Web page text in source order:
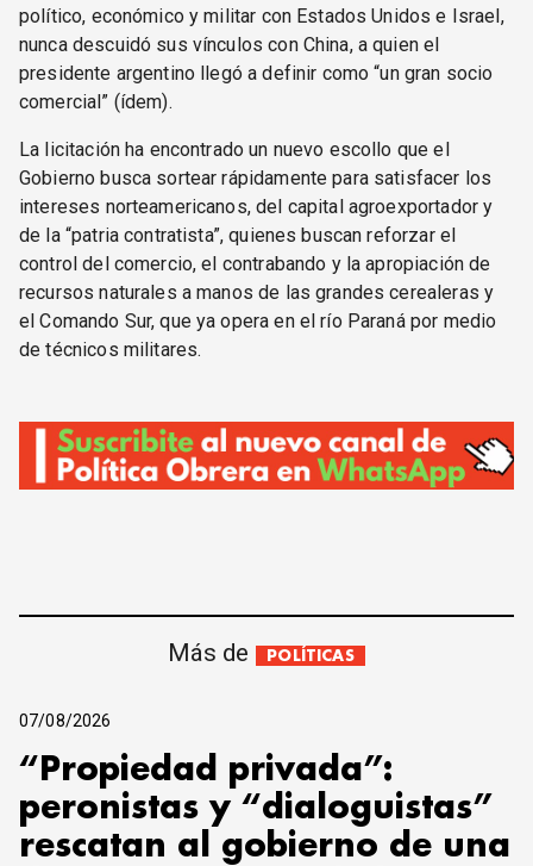
político, económico y militar con Estados Unidos e Israel,
nunca descuidó sus vínculos con China, a quien el
presidente argentino llegó a definir como “un gran socio
comercial” (ídem).
La licitación ha encontrado un nuevo escollo que el
Gobierno busca sortear rápidamente para satisfacer los
intereses norteamericanos, del capital agroexportador y
de la “patria contratista”, quienes buscan reforzar el
control del comercio, el contrabando y la apropiación de
recursos naturales a manos de las grandes cerealeras y
el Comando Sur, que ya opera en el río Paraná por medio
de técnicos militares.
Más de POLÍTICAS
07/08/2026
“Propiedad privada”:
peronistas y “dialoguistas”
rescatan al gobierno de una